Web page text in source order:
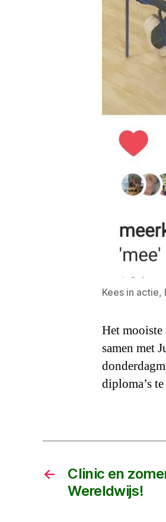
Kees in actie,
Het
samen met
diploma’s
←
Clinic en
Wereldwijs!